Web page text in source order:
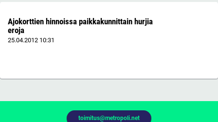
Ajokorttien hinnoissa paikkakunnittain hurjia
eroja
25.04.2012 10:31
toimitus@metropoli.net